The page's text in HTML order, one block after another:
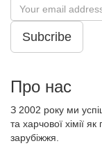
Subcribe
Про нас
З 2002 року ми
та харчової хімії
зарубіжжя.